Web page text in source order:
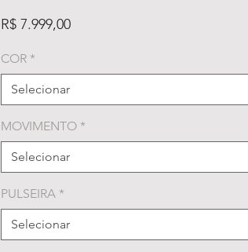
R$ 7.999,00Preço
COR *
Selecionar
MOVIMENTO *
Selecionar
PULSEIRA *
Selecionar